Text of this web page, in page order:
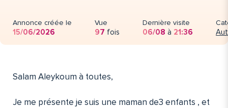
Annonce créée le
15/06/2026
Vue
97 fois
Dernière visite
06/08 à 21:36
Salam Aleykoum à toutes,
Je me présente je suis une maman de3 enfants , et